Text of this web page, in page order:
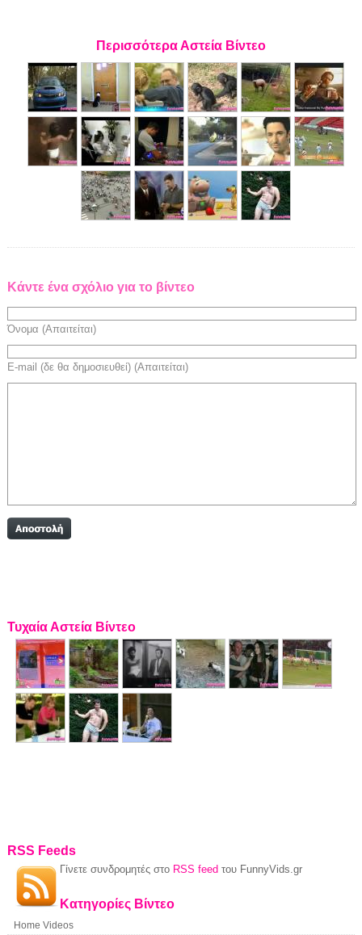
Περισσότερα Αστεία Βίντεο
Κάντε ένα σχόλιο για το βίντεο
Όνομα (Απαιτείται)
E-mail (δε θα δημοσιευθεί) (Απαιτείται)
Τυχαία Αστεία Βίντεο
RSS Feeds
Γίνετε συνδρομητές στο RSS feed του FunnyVids.gr
Κατηγορίες Βίντεο
Home Videos